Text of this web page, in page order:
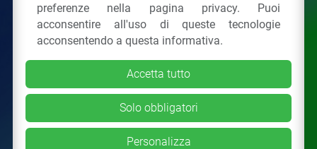
Tutti i diritti riservati Privacy Policy &Cookie
preferenze nella pagina privacy. Puoi
acconsentire all'uso di queste tecnologie
acconsentendo a questa informativa.
Accetta tutto
Solo obbligatori
Personalizza